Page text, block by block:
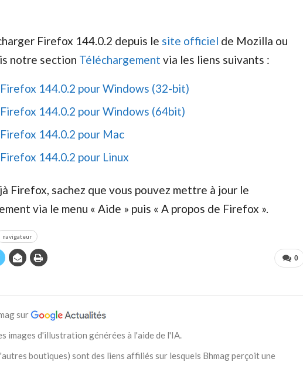
Firefox 144.0.2 depuis le site officiel de Mozilla ou
notre section Téléchargement via les liens suivants :
144.0.2 pour Windows (32-bit)
144.0.2 pour Windows (64bit)
144.0.2 pour Mac
144.0.2 pour Linux
Firefox, sachez que vous pouvez mettre à jour le
via le menu « Aide » puis « A propos de Firefox ».
navigateur
0
sur
images d'illustration générées à l'aide de l'IA.
boutiques) sont des liens affiliés sur lesquels Bhmag perçoit une